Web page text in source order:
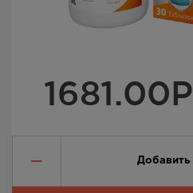
1681.00Р
Добавить